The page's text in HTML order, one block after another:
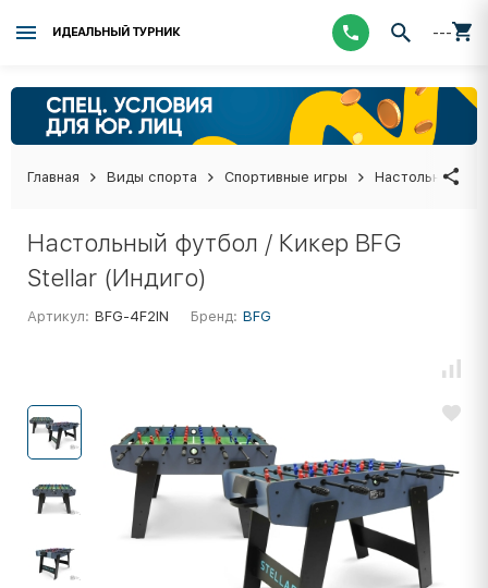
ИДЕАЛЬНЫЙ ТУРНИК ---
Главная Виды спорта Спортивные игры Настольные
Настольный футбол / Кикер BFG
Stellar (Индиго)
Артикул: BFG-4F2IN Бренд: BFG